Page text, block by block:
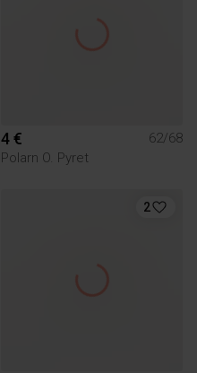
4 €
62/68
Polarn O. Pyret
2